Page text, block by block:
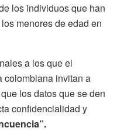
los individuos que han
menores de edad en
a los que el
colombiana invitan a
los datos que se den
confidencialidad y